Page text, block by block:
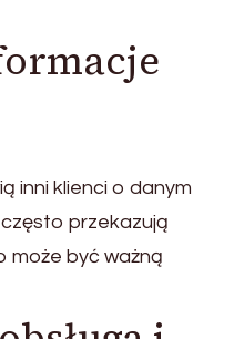
inni klienci o danym
często przekazują
może być ważną